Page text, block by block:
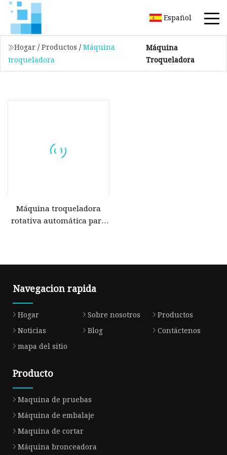
Español
Hogar / Productos / Máquina
troqueladora
Máquina
Troqueladora
Máquina troqueladora
rotativa automática para
Navegacion rapida
Hogar Sobre nosotros
Productos
Noticias
Blog
Contáctenos
mapa del sitio
Producto
Maquina de pruebas
Máquina de embalaje
Maquina de cortar
Máquina bronceadora